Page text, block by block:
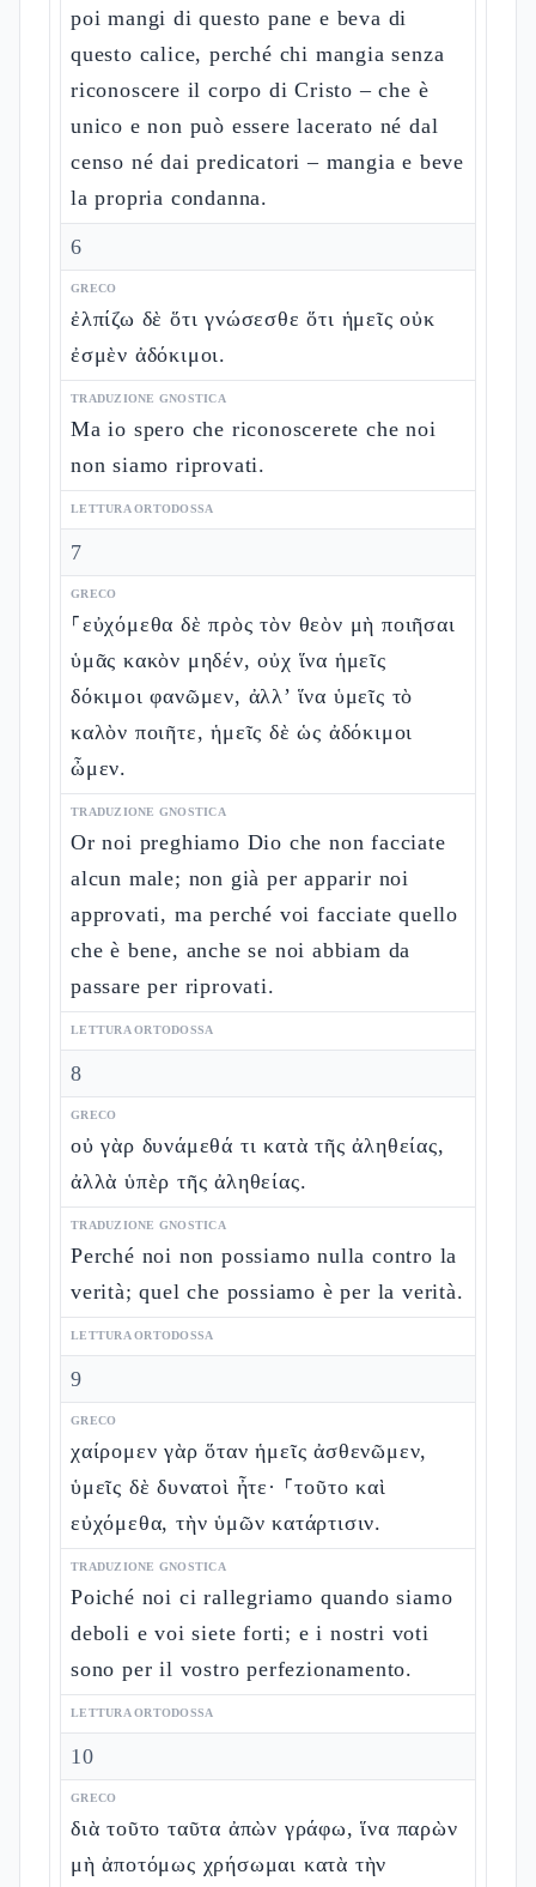
poi mangi di questo pane e beva di
questo calice, perché chi mangia senza
riconoscere il corpo di Cristo – che è
unico e non può essere lacerato né dal
censo né dai predicatori – mangia e beve
la propria condanna.
6
GRECO
ἐλπίζω δὲ ὅτι γνώσεσθε ὅτι ἡμεῖς οὐκ
ἐσμὲν ἀδόκιμοι.
TRADUZIONE GNOSTICA
Ma io spero che riconoscerete che noi
non siamo riprovati.
LETTURA ORTODOSSA
7
GRECO
⸀εὐχόμεθα δὲ πρὸς τὸν θεὸν μὴ ποιῆσαι
ὑμᾶς κακὸν μηδέν, οὐχ ἵνα ἡμεῖς
δόκιμοι φανῶμεν, ἀλλ’ ἵνα ὑμεῖς τὸ
καλὸν ποιῆτε, ἡμεῖς δὲ ὡς ἀδόκιμοι
ὦμεν.
TRADUZIONE GNOSTICA
Or noi preghiamo Dio che non facciate
alcun male; non già per apparir noi
approvati, ma perché voi facciate quello
che è bene, anche se noi abbiam da
passare per riprovati.
LETTURA ORTODOSSA
8
GRECO
οὐ γὰρ δυνάμεθά τι κατὰ τῆς ἀληθείας,
ἀλλὰ ὑπὲρ τῆς ἀληθείας.
TRADUZIONE GNOSTICA
Perché noi non possiamo nulla contro la
verità; quel che possiamo è per la verità.
LETTURA ORTODOSSA
9
GRECO
χαίρομεν γὰρ ὅταν ἡμεῖς ἀσθενῶμεν,
ὑμεῖς δὲ δυνατοὶ ἦτε· ⸀τοῦτο καὶ
εὐχόμεθα, τὴν ὑμῶν κατάρτισιν.
TRADUZIONE GNOSTICA
Poiché noi ci rallegriamo quando siamo
deboli e voi siete forti; e i nostri voti
sono per il vostro perfezionamento.
LETTURA ORTODOSSA
10
GRECO
διὰ τοῦτο ταῦτα ἀπὼν γράφω, ἵνα παρὼν
μὴ ἀποτόμως χρήσωμαι κατὰ τὴν